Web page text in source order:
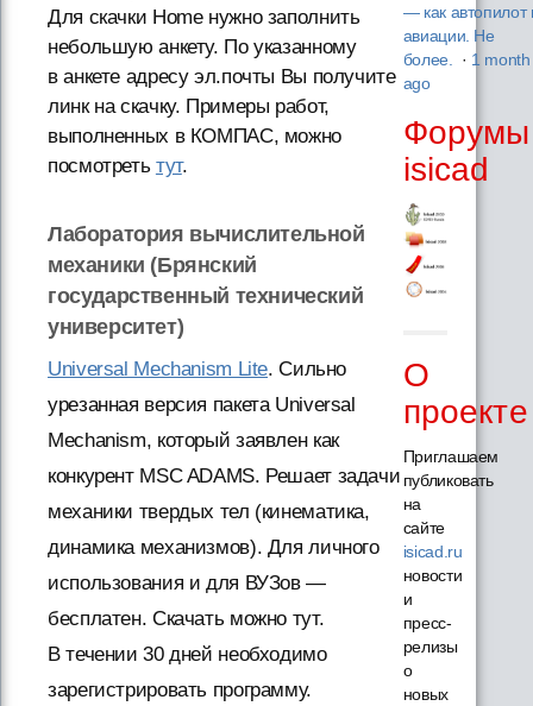
Для скачки Home нужно заполнить
небольшую анкету. По указанному
в анкете адресу эл.почты Вы получите
линк на скачку. Примеры работ,
выполненных в КОМПАС, можно
посмотреть тут.
Лаборатория вычислительной
механики (Брянский
государственный технический
университет)
Universal Mechanism Lite. Сильно
урезанная версия пакета Universal
Mechanism, который заявлен как
конкурент MSC ADAMS. Решает задачи
механики твердых тел (кинематика,
динамика механизмов). Для личного
использования и для ВУЗов —
бесплатен. Скачать можно тут.
В течении 30 дней необходимо
зарегистрировать программу.
— как автопилот
авиации. Не
более. · 1 month
ago
Форумы
isicad
О
проекте
Приглашаем
публиковать
на
сайте
isicad.ru
новости
и
пресс-
релизы
о
новых